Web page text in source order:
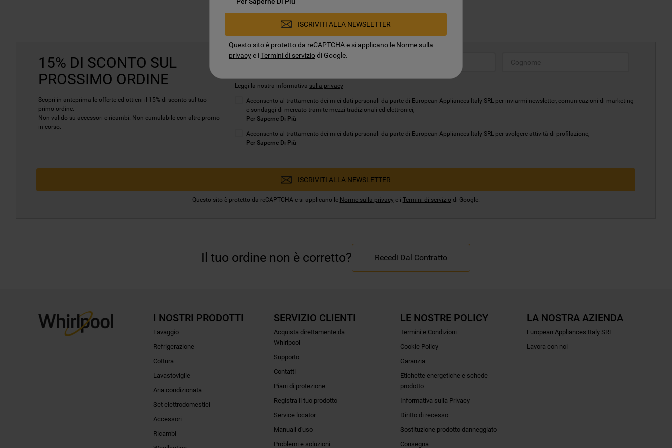
15% DI SCONTO SUL
PROSSIMO ORDINE
Scopri in anteprima le offerte ed ottieni il 15% di sconto sul tuo
primo ordine.
Non valido su accessori e ricambi. Non cumulabile con altre promo
in corso.
Leggi la nostra informativa sulla privacy
Acconsento al trattamento dei miei dati personali da parte di European Appliances Italy SRL per inviarmi newsletter, comunicazioni di marketing
e sondaggi di mercato tramite mezzi tradizionali ed elettronici,
Per Saperne Di Più
Acconsento al trattamento dei miei dati personali da parte di European Appliances Italy SRL per svolgere attività di profilazione,
Per Saperne Di Più
ISCRIVITI ALLA NEWSLETTER
Questo sito è protetto da reCAPTCHA e si applicano le Norme sulla privacy e i Termini di servizio di Google.
Il tuo ordine non è corretto? Recedi Dal Contratto
I NOSTRI PRODOTTI
Lavaggio
Refrigerazione
Cottura
Lavastoviglie
Aria condizionata
Set elettrodomestici
Accessori
Ricambi
SERVIZIO CLIENTI
Acquista direttamente da
Whirlpool
Supporto
Contatti
Piani di protezione
Registra il tuo prodotto
Service locator
Manuali d'uso
Problemi e soluzioni
LE NOSTRE POLICY
Termini e Condizioni
Cookie Policy
Garanzia
Etichette energetiche e schede
prodotto
Informativa sulla Privacy
Diritto di recesso
Sostituzione prodotto danneggiato
Consegna
LA NOSTRA AZIENDA
European Appliances Italy SRL
Lavora con noi
ISCRIVITI ALLA NEWSLETTER
Questo sito è protetto da reCAPTCHA e si applicano le Norme sulla
privacye iTermini di serviziodi Google.